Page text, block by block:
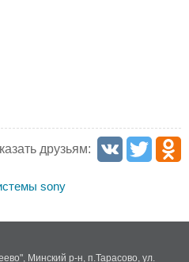
друзьям:
sony
Минский р-н, п.Тарасово, ул.